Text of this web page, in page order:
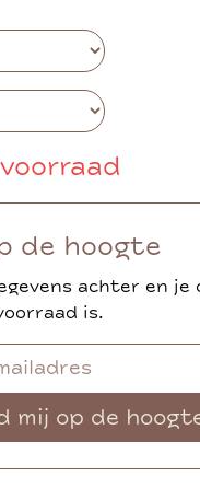
de hoogte
achter en
is.
mij op de